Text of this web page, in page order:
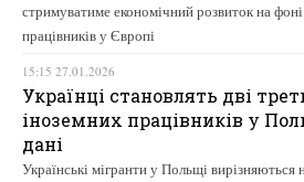
стримуватиме економічний розвиток на
працівників у Європі
15:15 27.01.2026
Українці становлять дві
іноземних працівників у
дані
Українські мігранти у Польщі